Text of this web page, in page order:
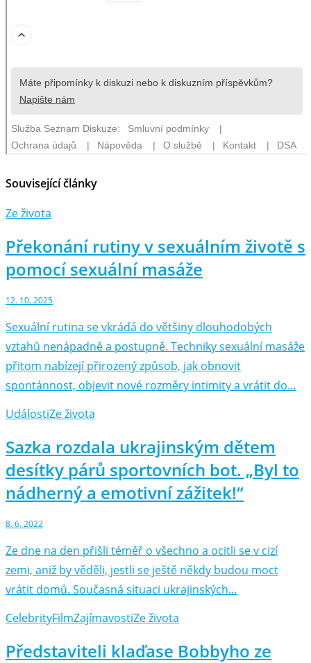
Související články
Ze života
Překonání rutiny v sexuálním životě s
pomocí sexuální masáže
12. 10. 2025
Sexuální rutina se vkrádá do většiny dlouhodobých
vztahů nenápadně a postupně. Techniky sexuální masáže
přitom nabízejí přirozený způsob, jak obnovit
spontánnost, objevit nové rozměry intimity a vrátit do…
UdálostiZe života
Sazka rozdala ukrajinským dětem
desítky párů sportovních bot. „Byl to
nádherný a emotivní zážitek!“
8. 6. 2022
Ze dne na den přišli téměř o všechno a ocitli se v cizí
zemi, aniž by věděli, jestli se ještě někdy budou moct
vrátit domů. Současná situaci ukrajinských…
CelebrityFilmZajímavostiZe života
Představiteli klaďase Bobbyho ze